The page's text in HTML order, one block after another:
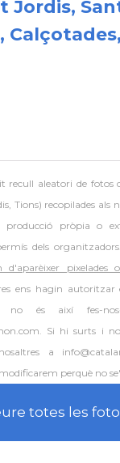
Jordis,
recull aleatori de fotos
Tions) recopilades als
producció pròpia o
dels organitzadors.
pixelades
ens hagin autoritzar
no és així fes-
Si hi surts i
a
perquè no
totes les